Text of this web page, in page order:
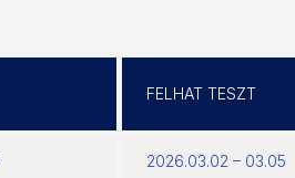
FELHAT TESZT
2026.03.02 – 03.05